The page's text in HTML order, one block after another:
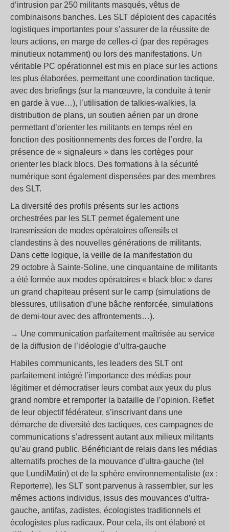
d’intrusion par 250 militants masqués, vêtus de
combinaisons banches. Les SLT déploient des capacités
logistiques importantes pour s’assurer de la réussite de
leurs actions, en marge de celles-ci (par des repérages
minutieux notamment) ou lors des manifestations. Un
véritable PC opérationnel est mis en place sur les actions
les plus élaborées, permettant une coordination tactique,
avec des briefings (sur la manœuvre, la conduite à tenir
en garde à vue…), l’utilisation de talkies-walkies, la
distribution de plans, un soutien aérien par un drone
permettant d’orienter les militants en temps réel en
fonction des positionnements des forces de l’ordre, la
présence de « signaleurs » dans les cortèges pour
orienter les black blocs. Des formations à la sécurité
numérique sont également dispensées par des membres
des SLT.
La diversité des profils présents sur les actions
orchestrées par les SLT permet également une
transmission de modes opératoires offensifs et
clandestins à des nouvelles générations de militants.
Dans cette logique, la veille de la manifestation du
29 octobre à Sainte-Soline, une cinquantaine de militants
a été formée aux modes opératoires « black bloc » dans
un grand chapiteau présent sur le camp (simulations de
blessures, utilisation d’une bâche renforcée, simulations
de demi-tour avec des affrontements…).
→ Une communication parfaitement maîtrisée au service
de la diffusion de l’idéologie d’ultra-gauche
Habiles communicants, les leaders des SLT ont
parfaitement intégré l’importance des médias pour
légitimer et démocratiser leurs combat aux yeux du plus
grand nombre et remporter la bataille de l’opinion. Reflet
de leur objectif fédérateur, s’inscrivant dans une
démarche de diversité des tactiques, ces campagnes de
communications s’adressent autant aux milieux militants
qu’au grand public. Bénéficiant de relais dans les médias
alternatifs proches de la mouvance d’ultra-gauche (tel
que LundiMatin) et de la sphère environnementaliste (ex :
Reporterre), les SLT sont parvenus à rassembler, sur les
mêmes actions individus, issus des mouvances d’ultra-
gauche, antifas, zadistes, écologistes traditionnels et
écologistes plus radicaux. Pour cela, ils ont élaboré et